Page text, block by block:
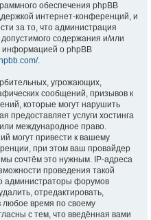
обеспечения phpBB
интернет-конференций, и
за то, что администрация
содержания и/или
информацией о phpBB
.
угрожающих,
сообщений, призывов к
которые могут нарушить
предоставляет услуги хостинга
международное право.
могут привести к вашему
при этом ваш провайдер
мы сочтём это нужным. IP-адреса
проведения такой
администраторы форумов
отредактировать,
любое время по своему
с тем, что введённая вами